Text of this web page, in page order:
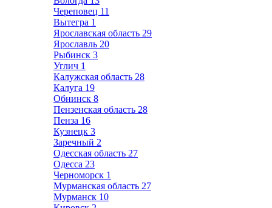
Череповец 11
Вытегра 1
Ярославская область 29
Ярославль 20
Рыбинск 3
Углич 1
Калужская область 28
Калуга 19
Обнинск 8
Пензенская область 28
Пенза 16
Кузнецк 3
Заречный 2
Одесская область 27
Одесса 23
Черноморск 1
Мурманская область 27
Мурманск 10